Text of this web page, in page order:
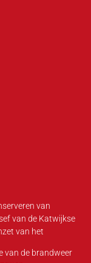
van
van de Katwijkse
van het
van de brandweer